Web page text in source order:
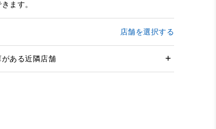
ます。
店舗を選択する
がある近隣店舗